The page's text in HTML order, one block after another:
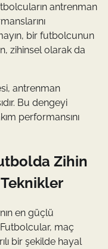
antrenman
bir futbolcunun
zihinsel olarak da
antrenman
Bu dengeyi
performansını
Zihin
Teknikler
en güçlü
maç
bir şekilde hayal